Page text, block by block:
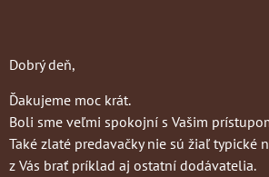
Dobrý deň,
Ďakujeme moc krát.
Boli sme veľmi spokojní s Vašim
Také zlaté predavačky nie sú žiaľ typické
z Vás brať príklad aj ostatní dodávatelia.